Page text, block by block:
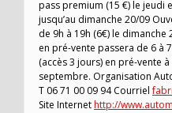
pass premium (15 €) le jeudi
jusqu’au dimanche 20/09
de 9h à 19h (6€) le dimanche
en pré-vente passera de 6 à
(accès 3 jours) en pré-vente
septembre. Organisation
T 06 71 00 09 94 Courriel
Site Internethttp://